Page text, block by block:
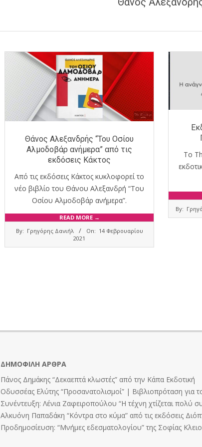
Θάνος Αλεξανδρής “Του Οσίου
Αλμοδοβάρ ανήμερα” από τις
εκδόσεις Κάκτος
Από τις εκδόσεις Κάκτος κυκλοφορεί το
νέο βιβλίο του Θάνου Αλεξανδρή “Του
Οσίου Αλμοδοβάρ ανήμερα”.
READ MORE →
14
By: Γρηγόρης Δανιήλ On: 14 Φεβρουαρίου
2021
Το
01-
By:
ΔΗΜΟΦΙΛΉ ΆΡΘΡΑ
Πάνος Δημάκης “Δεκαεπτά κλωστές” από την Κάπα Εκδοτική
Οδυσσέας Ελύτης “Προσανατολισμοί” | Βιβλιοπρόταση για
Συνέντευξη: Λένια Ζαφειροπούλου “Η τέχνη χτίζεται πολύ
Αλκυόνη Παπαδάκη “Κόντρα στο κύμα” από τις εκδόσεις
Προδημοσίευση: “Μνήμες εδεσματολογίου” της Σοφίας